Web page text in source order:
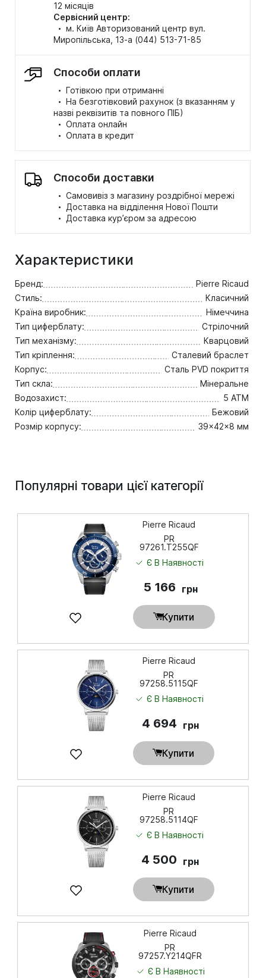
12 місяців
Сервісний центр:
· м. Київ Авторизований центр вул.
Миропільська, 13-а (044) 513-71-85
Способи оплати
· Готівкою при отриманні
· На безготівковий рахунок (з вказанням у
назві реквізитів та повного ПІБ)
· Оплата онлайн
· Оплата в кредит
Способи доставки
· Самовивіз з магазину роздрібної мережі
· Доставка на відділення Нової Пошти
· Доставка кур’єром за адресою
Характеристики
Бренд:
Pierre Ricaud
Стиль:
Класичний
Країна виробник:
Німеччина
Тип циферблату:
Стрілочний
Тип механізму:
Кварцовий
Тип кріплення:
Сталевий браслет
Корпус:
Сталь PVD покриття
Тип скла:
Мінеральне
Водозахист:
5 ATM
Колір циферблату:
Бежовий
Розмір корпусу:
39x42x8 мм
Популярні товари цієї категорії
Pierre Ricaud
PR
97261.T255QF
Є В Наявності
5 166 грн
Купити
Pierre Ricaud
PR
97258.5115QF
Є В Наявності
4 694 грн
Купити
Pierre Ricaud
PR
97258.5114QF
Є В Наявності
4 500 грн
Купити
Pierre Ricaud
PR
97257.Y214QFR
Є В Наявності